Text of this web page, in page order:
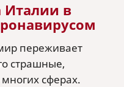
Италии в
переживает
страшные,
сферах.